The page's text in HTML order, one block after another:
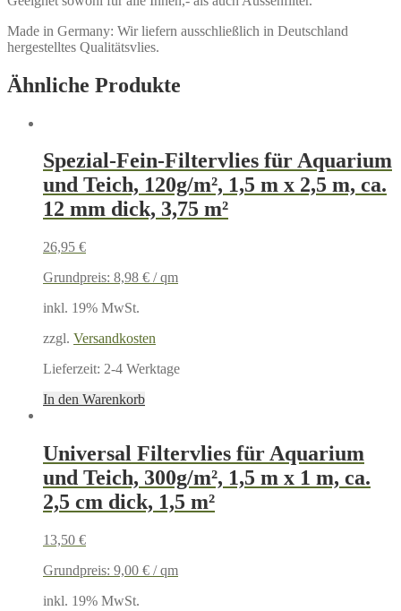
Made in Germany: Wir liefern ausschließlich in Deutschland
hergestelltes Qualitätsvlies.
Ähnliche Produkte
Spezial-Fein-Filtervlies für Aquarium
und Teich, 120g/m², 1,5 m x 2,5 m, ca.
12 mm dick, 3,75 m²
26,95 €
Grundpreis: 8,98 € /qm
inkl. 19% MwSt.
zzgl. Versandkosten
Lieferzeit: 2-4 Werktage
In den Warenkorb
Universal Filtervlies für Aquarium
und Teich, 300g/m², 1,5 m x 1 m, ca.
2,5 cm dick, 1,5 m²
13,50 €
Grundpreis: 9,00 € /qm
inkl. 19% MwSt.